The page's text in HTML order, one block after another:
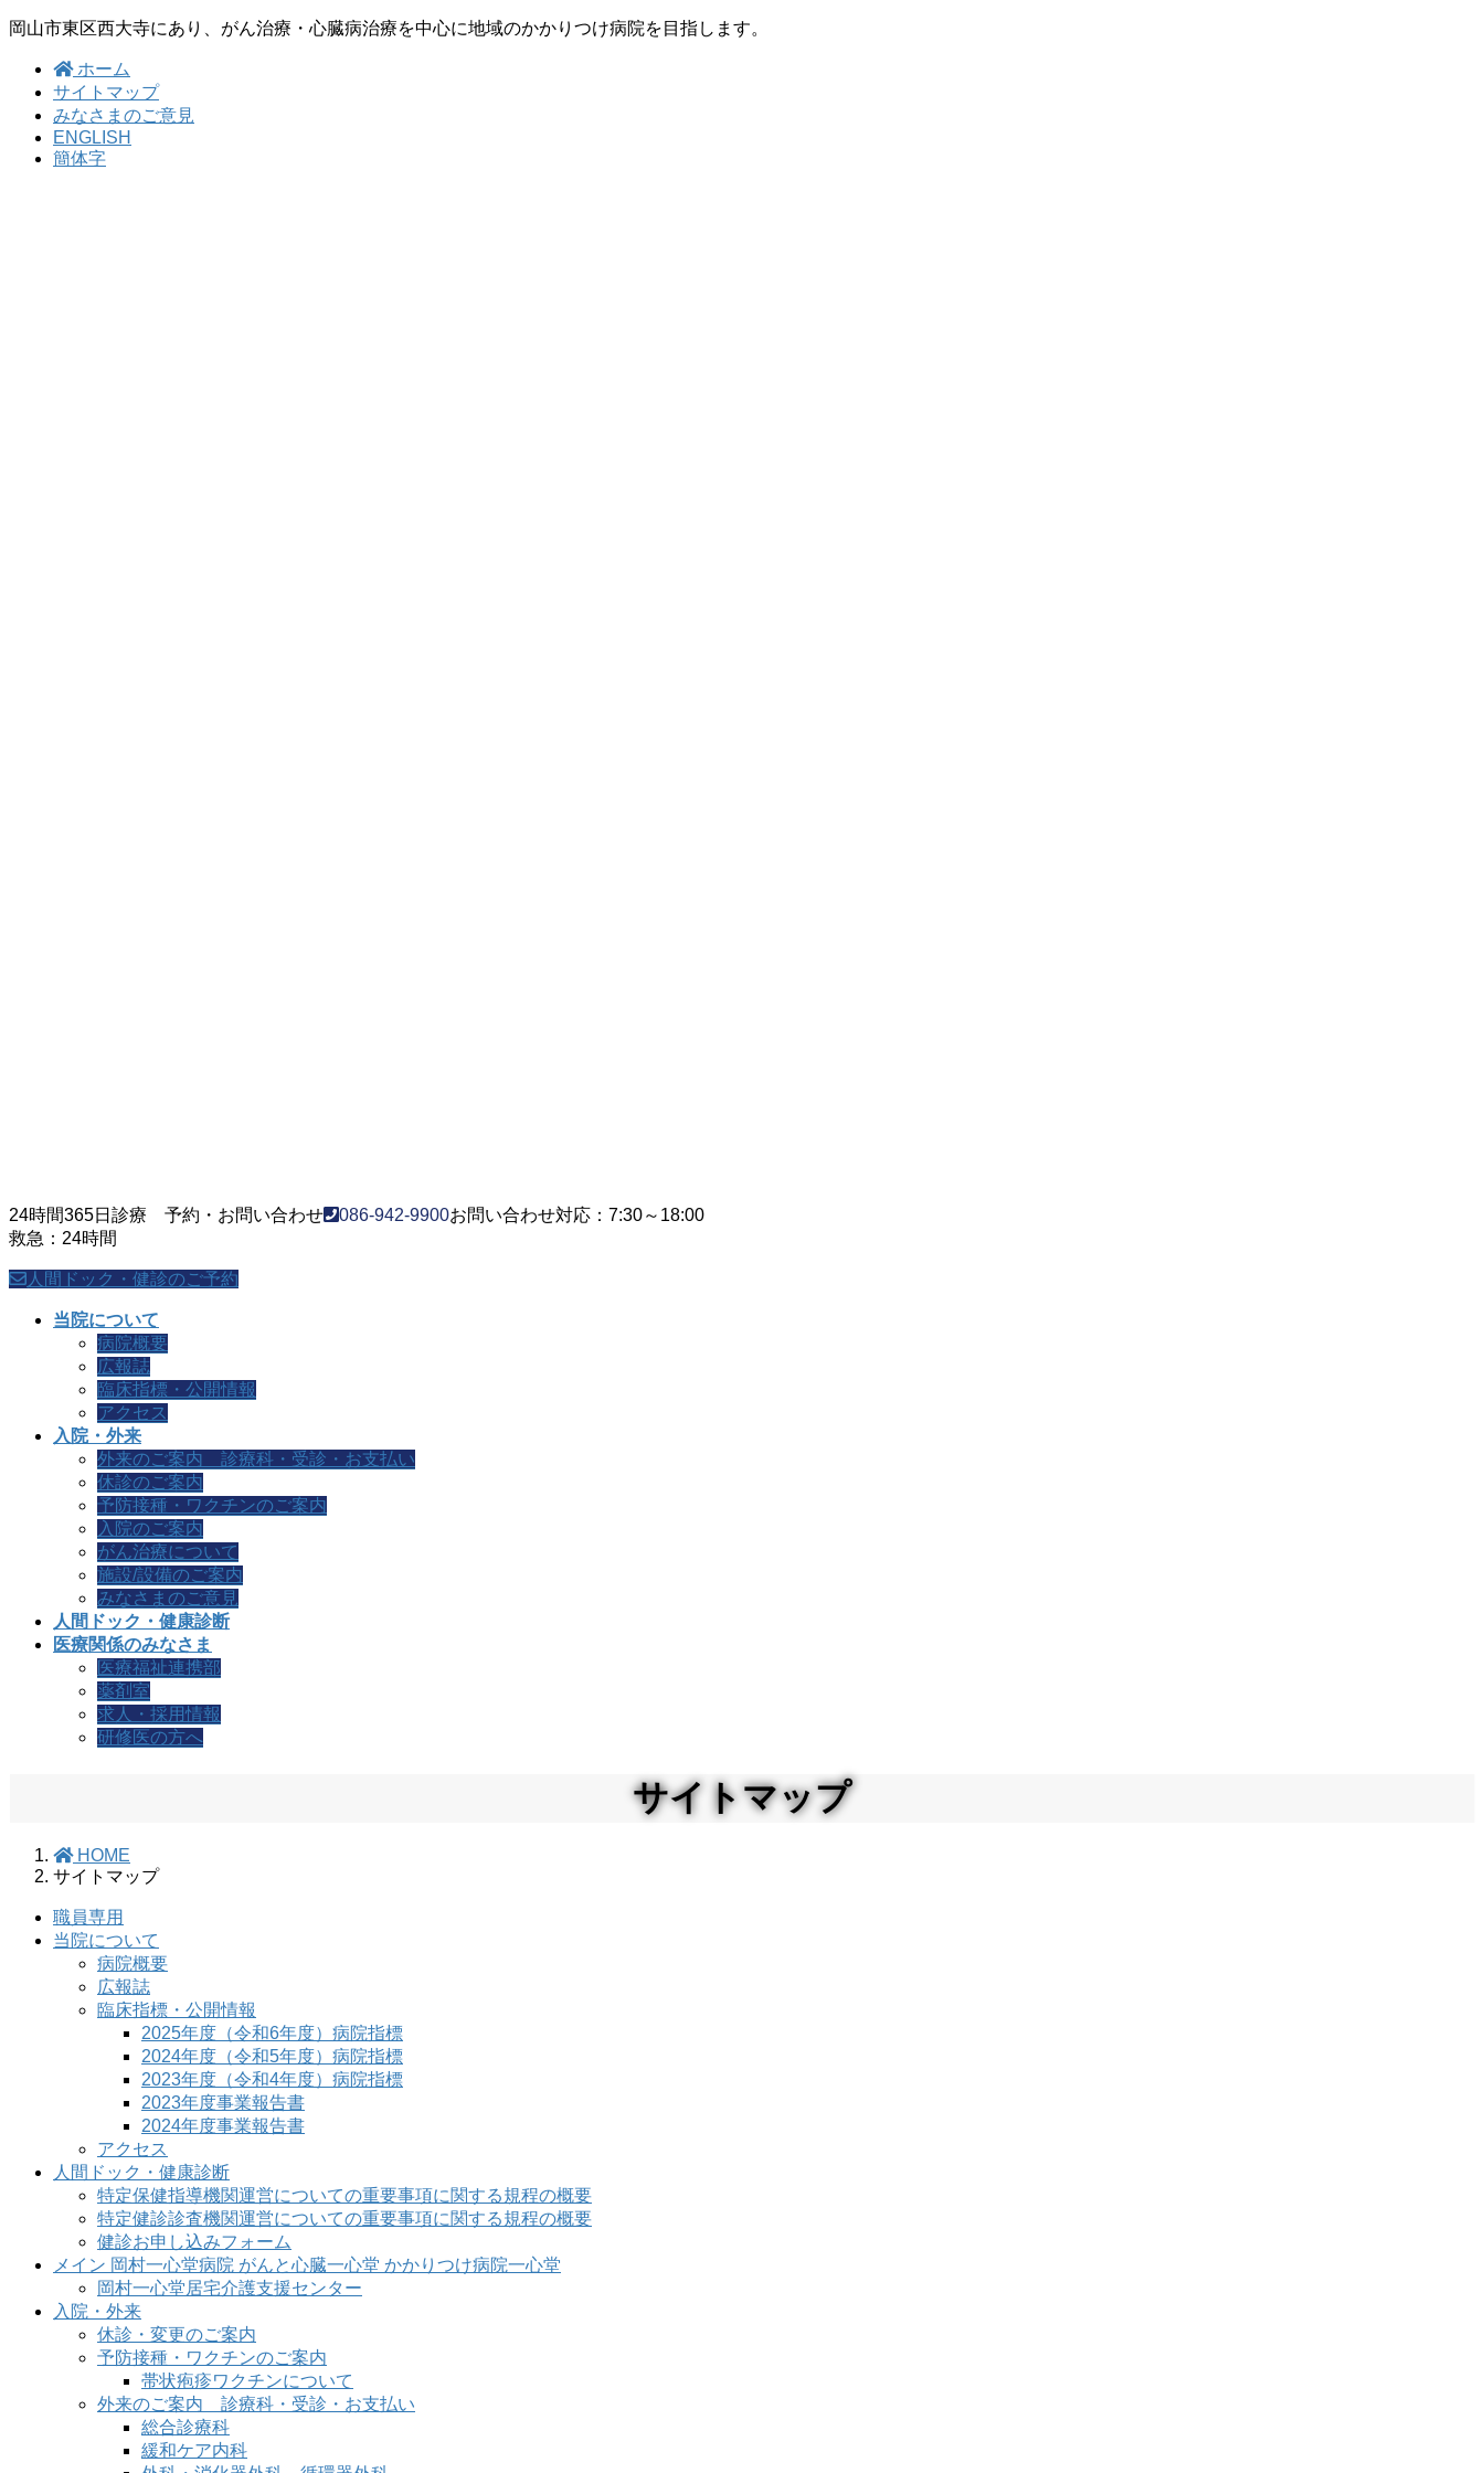
岡山市東区西大寺にあり、がん治療・心臓病治療を中心に地域のかかりつけ病院を目指します。
ホーム
サイトマップ
みなさまのご意見
ENGLISH
簡体字
24時間365日診療 予約・お問い合わせ 086-942-9900お問い合わせ対応：7:30～18:00
救急：24時間
人間ドック・健診のご予約
当院について
病院概要
広報誌
臨床指標・公開情報
アクセス
入院・外来
外来のご案内 診療科・受診・お支払い
休診のご案内
予防接種・ワクチンのご案内
入院のご案内
がん治療について
施設/設備のご案内
みなさまのご意見
人間ドック・健康診断
医療関係のみなさま
医療福祉連携部
薬剤室
求人・採用情報
研修医の方へ
サイトマップ
HOME
サイトマップ
職員専用
当院について
病院概要
広報誌
臨床指標・公開情報
2025年度（令和6年度）病院指標
2024年度（令和5年度）病院指標
2023年度（令和4年度）病院指標
2023年度事業報告書
2024年度事業報告書
アクセス
人間ドック・健康診断
特定保健指導機関運営についての重要事項に関する規程の概要
特定健診診査機関運営についての重要事項に関する規程の概要
健診お申し込みフォーム
メイン 岡村一心堂病院 がんと心臓一心堂 かかりつけ病院一心堂
岡村一心堂居宅介護支援センター
入院・外来
休診・変更のご案内
予防接種・ワクチンのご案内
帯状疱疹ワクチンについて
外来のご案内 診療科・受診・お支払い
総合診療科
緩和ケア内科